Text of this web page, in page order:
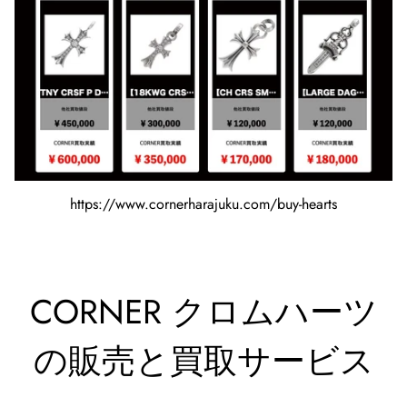
https://www.cornerharajuku.com/buy-hearts
CORNER クロムハーツ
の販売と 買取サービス